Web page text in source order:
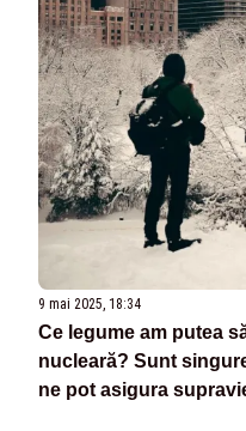
9 mai 2025, 18:34
Ce legume am putea
nucleară? Sunt
ne pot asigura